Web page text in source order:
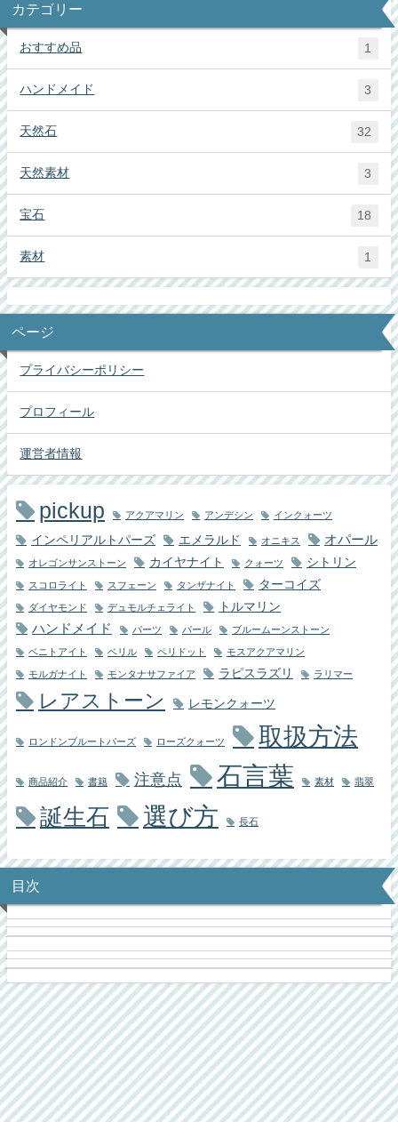
カテゴリー
おすすめ品 1
ハンドメイド 3
天然石 32
天然素材 3
宝石 18
素材 1
ページ
プライバシーポリシー
プロフィール
運営者情報
pickup アクアマリン アンデシン インクォーツ
インペリアルトパーズ エメラルド オニキス オパール
オレゴンサンストーン カイヤナイト クォーツ シトリン
スコロライト スフェーン タンザナイト ターコイズ
ダイヤモンド デュモルチェライト トルマリン
ハンドメイド パーツ パール ブルームーンストーン
ベニトアイト ベリル ペリドット モスアクアマリン
モルガナイト モンタナサファイア ラピスラズリ ラリマー
レアストーン レモンクォーツ
ロンドンブルートパーズ ローズクォーツ 取扱方法
商品紹介 書籍 注意点 石言葉 素材 翡翠
誕生石 選び方 長石
目次